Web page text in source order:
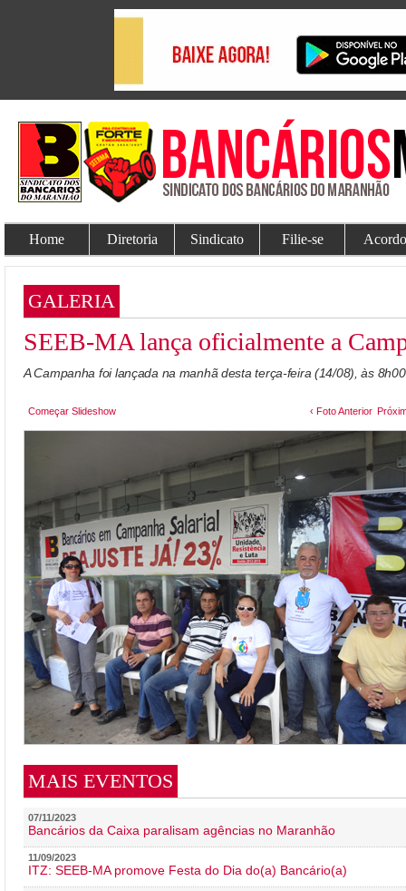
Home Diretoria Sindicato Filie-se
GALERIA
SEEB-MA lança oficialmente a
A Campanha foi lançada na manhã desta terça-feira (14/08), às
Começar Slideshow ‹ Foto Anterior
MAIS EVENTOS
07/11/2023
Bancários da Caixa paralisam agências no Maranhão
11/09/2023
ITZ: SEEB-MA promove Festa do Dia do(a) Bancário(a)